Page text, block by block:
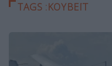
TAGS :ΚΟΥΒΈΙΤ